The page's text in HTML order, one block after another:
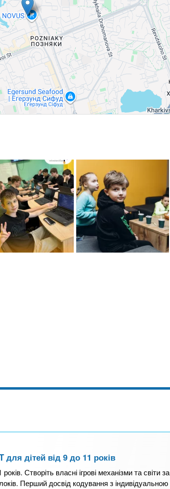
дітей від 9 до 11 років
Створіть власні ігрові механізми та світи за
Перший досвід кодування з індивідуальною